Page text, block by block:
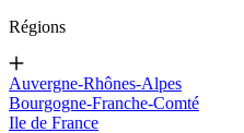
Régions
Auvergne-Rhônes-Alpes
Bourgogne-Franche-Comté
Ile de France